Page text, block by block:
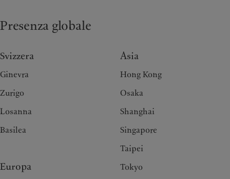
Presenza globale
Svizzera
Ginevra
Zurigo
Losanna
Basilea
Europa
Asia
Hong Kong
Osaka
Shanghai
Singapore
Taipei
Tokyo